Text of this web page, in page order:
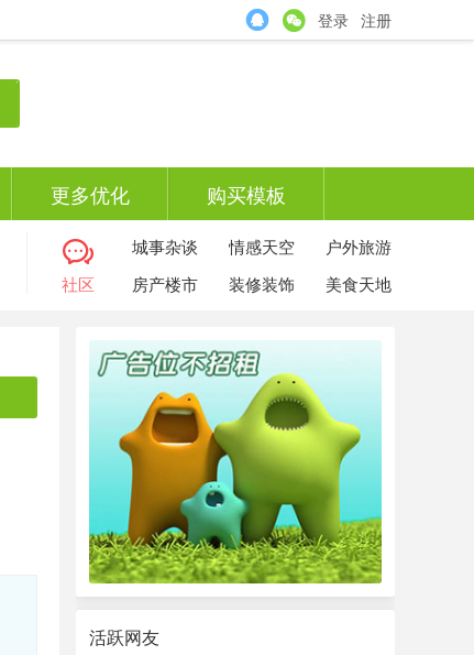
登录 注册
更多优化 购买模板
社区
城事杂谈 情感天空
户外旅游
房产楼市
装修装饰 美食天地
活跃网友